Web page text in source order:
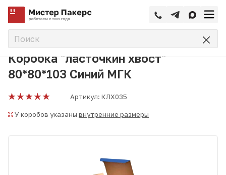
Главная Коробка
Коробка "ласточкин хвост"
80*80*103 Синий МГК
Артикул: КЛХ035
У коробов указаны внутренние размеры